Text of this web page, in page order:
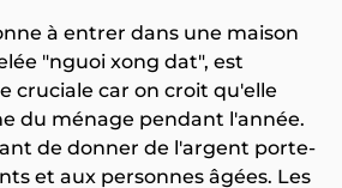
à entrer dans une maison
"nguoi xong dat", est
cruciale car on croit qu'elle
du ménage pendant l'année.
de donner de l'argent porte-
et aux personnes âgées. Les